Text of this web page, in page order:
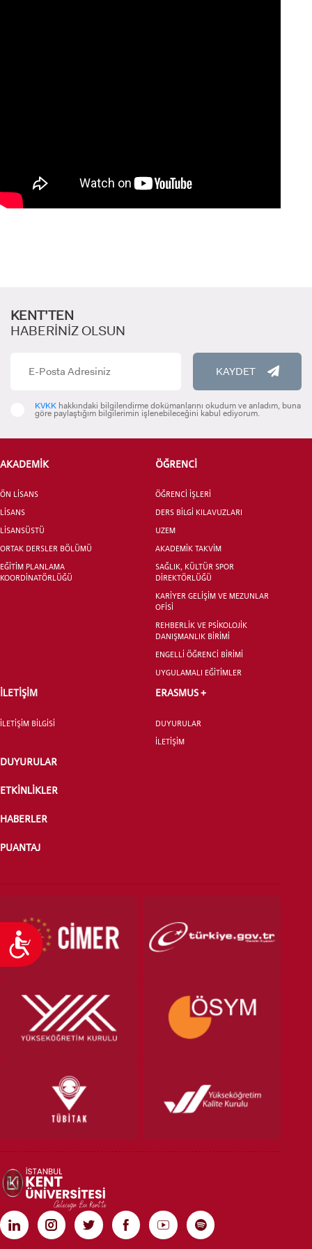
Ulaşılabilirlik
ÖNLİSANS ve
KENT’TEN
HABERİNİZ OLSUN
KAYDET
KVKK hakkındaki bilgilendirme dokümanlarını okudum ve anladım, buna
göre paylaştığım bilgilerimin işlenebileceğini kabul ediyorum.
AKADEMİK
ÖN LİSANS
LİSANS
LİSANSÜSTÜ
ORTAK DERSLER BÖLÜMÜ
EĞİTİM PLANLAMA
KOORDİNATÖRLÜĞÜ
ÖĞRENCİ
ÖĞRENCİ İŞLERİ
DERS BİLGİ KILAVUZLARI
UZEM
AKADEMİK TAKVİM
SAĞLIK, KÜLTÜR SPOR
DİREKTÖRLÜĞÜ
KARİYER GELİŞİM VE MEZUNLAR
OFİSİ
REHBERLİK VE PSİKOLOJİK
DANIŞMANLIK BİRİMİ
ENGELLİ ÖĞRENCİ BİRİMİ
UYGULAMALI EĞİTİMLER
İLETİŞİM
İLETİŞİM BİLGİSİ
ERASMUS +
DUYURULAR
İLETİŞİM
DUYURULAR
ETKİNLİKLER
HABERLER
PUANTAJ